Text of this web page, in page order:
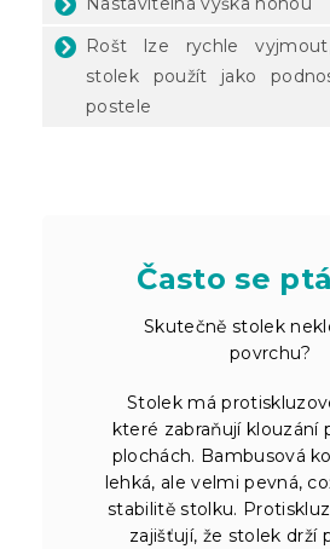
Rošt lze rychle
stolek použít jako
postele
Často se
Skutečně stolek
povrchu?
Stolek má
které zabraňují klouzání
plochách. Bambusová
lehká, ale velmi pevná,
stabilitě stolku.
zajišťují, že stolek drží